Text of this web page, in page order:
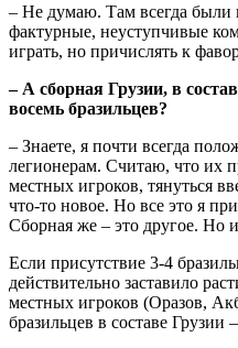
– Не думаю. Там всегда были
фактурные, неуступчивые
играть, но причислять к
– А сборная Грузии, в
восемь бразильцев?
– Знаете, я почти всегда
легионерам. Считаю, что их
местных игроков, тянуться
что-то новое. Но все это я
Сборная же – это другое. Но
Если присутствие 3-4
действительно заставило
местных игроков (Оразов,
бразильцев в составе Грузии